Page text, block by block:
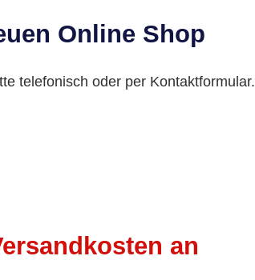
Online Shop
telefonisch oder per Kontaktformular.
an